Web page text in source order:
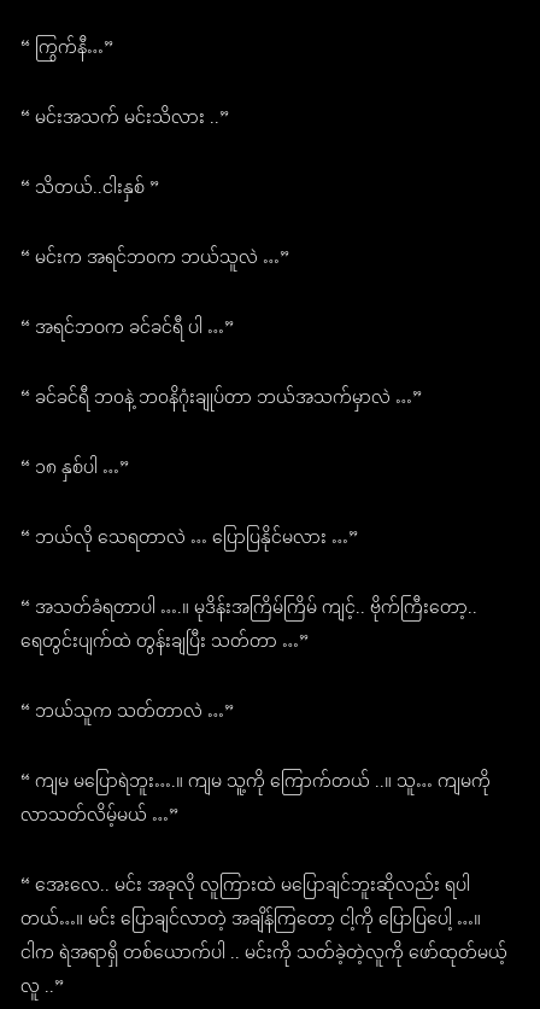
“ ကြွက်နီ…”
“ မင်းအသက် မင်းသိလား ..”
“ သိတယ်..ငါးနှစ် ”
“ မင်းက အရင်ဘ၀က ဘယ်သူလဲ …”
“ အရင်ဘဝက ခင်ခင်ရီ ပါ …”
“ ခင်ခင်ရီ ဘ၀နဲ့ ဘ၀နိဂုံးချုပ်တာ ဘယ်အသက်မှာလဲ …”
“ ၁၈ နှစ်ပါ …”
“ ဘယ်လို သေရတာလဲ … ပြောပြနိုင်မလား …”
“ အသတ်ခံရတာပါ ….။ မုဒိန်းအကြိမ်ကြိမ် ကျင့်.. ဗိုက်ကြီးတော့..
ရေတွင်းပျက်ထဲ တွန်းချပြီး သတ်တာ …”
“ ဘယ်သူက သတ်တာလဲ …”
“ ကျမ မပြောရဲဘူး….။ ကျမ သူ့ကို ကြောက်တယ် ..။ သူ… ကျမကို
လာသတ်လိမ့်မယ် …”
“ အေးလေ.. မင်း အခုလို လူကြားထဲ မပြောချင်ဘူးဆိုလည်း ရပါ
တယ်…။ မင်း ပြောချင်လာတဲ့ အချိန်ကြတော့ ငါ့ကို ပြောပြပေါ့ …။
ငါက ရဲအရာရှိ တစ်ယောက်ပါ .. မင်းကို သတ်ခဲ့တဲ့လူကို ဖော်ထုတ်မယ့်
လူ ..”